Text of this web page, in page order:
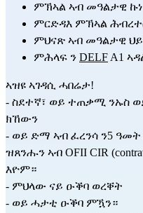
ምኽኣል ኣብ መዓልታዊ
ምርድዳእ ምኽኣል
ምህናጽ ኣብ መዓልታዊ
ምሕላፍ ን DELF A1
ኣዝዩ ኣገዳሲ ሓበሬታ!
- ስደተኛ፣ ወይ ተጠቃሚ ንኡስ
ክኸውን
- ወይ ድማ ኣብ ፈረንሳ ን5
ዝጸንሑን ኣብ OFII CIR
እዮም።
- ምህላው ናይ ዑቕባ ወረቐት
- ወይ ሓታቲ ዑቕባ ምዃን።